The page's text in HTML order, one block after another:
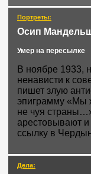
Портреты:
Осип
Умер на пересылке
В ноябре 1933,
ненависти к
пишет злую
эпиграмму «Мы
не чуя
арестовывают
ссылку в
Дела: